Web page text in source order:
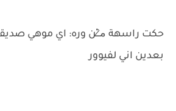
حكت راسهة م̷ـــِْن وره: اي موهي
بعدين اني لفيوور